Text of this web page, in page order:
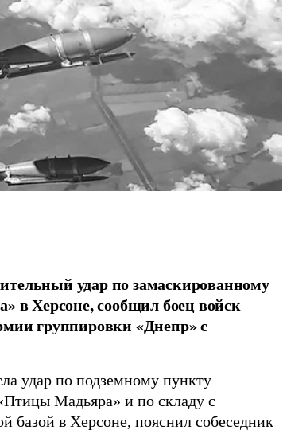
удар по замаскированному
в Херсоне, сообщил боец войск
группировки «Днепр» с
удар по подземному пункту
Мадьяра» и по складу с
базой в Херсоне, пояснил собеседник